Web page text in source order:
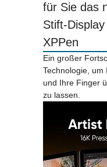
für Sie das
Stift-
XPPen
Ein großer
Technologie, um
und Ihre Finger
zu lassen.